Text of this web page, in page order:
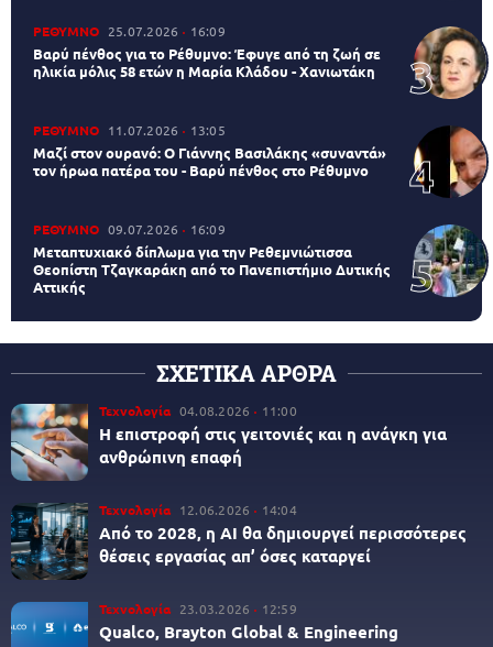
ΡΕΘΥΜΝΟ 25.07.2026 16:09
Βαρύ πένθος για το Ρέθυμνο: Έφυγε από τη ζωή σε
ηλικία μόλις 58 ετών η Μαρία Κλάδου - Χανιωτάκη
ΡΕΘΥΜΝΟ 11.07.2026 13:05
Μαζί στον ουρανό: Ο Γιάννης Βασιλάκης «συναντά»
τον ήρωα πατέρα του - Βαρύ πένθος στο Ρέθυμνο
ΡΕΘΥΜΝΟ 09.07.2026 16:09
Μεταπτυχιακό δίπλωμα για την Ρεθεμνιώτισσα
Θεοπίστη Τζαγκαράκη από το Πανεπιστήμιο Δυτικής
Αττικής
ΣΧΕΤΙΚΑ ΑΡΘΡΑ
Τεχνολογία 04.08.2026 11:00
Η επιστροφή στις γειτονιές και η ανάγκη για
ανθρώπινη επαφή
Τεχνολογία 12.06.2026 14:04
Από το 2028, η AI θα δημιουργεί περισσότερες
θέσεις εργασίας απ’ όσες καταργεί
Τεχνολογία 23.03.2026 12:59
Qualco, Brayton Global & Engineering